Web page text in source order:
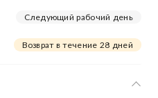
Следующий рабочий день
Возврат в течение 28 дней